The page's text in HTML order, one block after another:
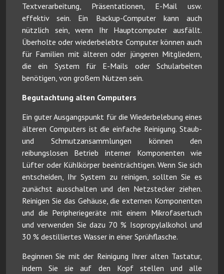
Textverarbeitung, Präsentationen, E-Mail usw.
effektiv sein. Ein Backup-Computer kann auch
nützlich sein, wenn Ihr Hauptcomputer ausfällt.
Überholte oder wiederbelebte Computer können auch
für Familien mit älteren oder jüngeren Mitgliedern,
die ein System für E-Mails oder Schularbeiten
benötigen, von großem Nutzen sein.
Begutachtung alten Computers
Ein guter Ausgangspunkt für die Wiederbelebung eines
älteren Computers ist die einfache Reinigung. Staub-
und Schmutzansammlungen können den
reibungslosen Betrieb interner Komponenten wie
Lüfter oder Kühlkörper beeinträchtigen. Wenn Sie sich
entscheiden, Ihr System zu reinigen, sollten Sie es
zunächst ausschalten und den Netzstecker ziehen.
Reinigen Sie das Gehäuse, die externen Komponenten
und die Peripheriegeräte mit einem Mikrofasertuch
und verwenden Sie dazu 70 % Isopropylalkohol und
30 % destilliertes Wasser in einer Sprühflasche.
Beginnen Sie mit der Reinigung Ihrer alten Tastatur,
indem Sie sie auf den Kopf stellen und alle